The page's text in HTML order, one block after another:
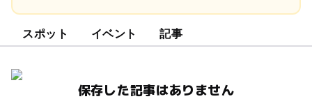
スポット イベント 記事
保存した記事はありません